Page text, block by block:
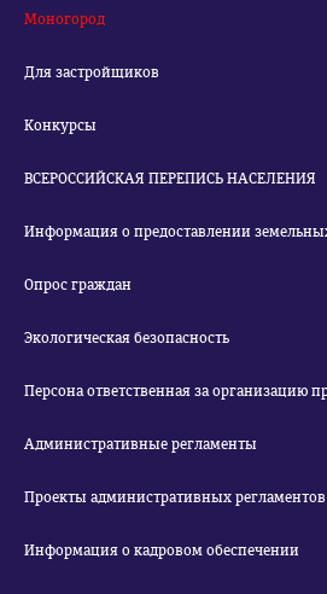
Моногород
Для застройщиков
Конкурсы
ВСЕРОССИЙСКАЯ ПЕРЕПИСЬ НАСЕЛЕНИЯ
Информация о предоставлении
Опрос граждан
Экологическая безопасность
Персона ответственная за организацию
Административные регламенты
Проекты административных регламентов
Информация о кадровом обеспечении